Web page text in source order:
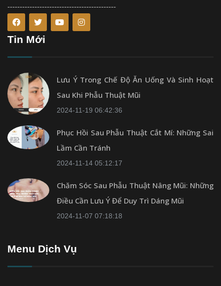
--------------------------------------------
Tin Mới
Lưu Ý Trong Chế Độ Ăn Uống Và Sinh Hoạt
Sau Khi Phẫu Thuật Mũi
2024-11-19 06:42:36
Phục Hồi Sau Phẫu Thuật Cắt Mí: Những Sai
Lầm Cần Tránh
2024-11-14 05:12:17
Chăm Sóc Sau Phẫu Thuật Nâng Mũi: Những
Điều Cần Lưu Ý Để Duy Trì Dáng Mũi
2024-11-07 07:18:18
Menu Dịch Vụ